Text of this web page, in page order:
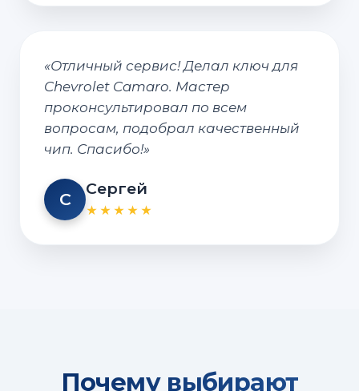
«Отличный сервис! Делал ключ для
Chevrolet Camaro. Мастер
проконсультировал по всем
вопросам, подобрал качественный
чип. Спасибо!»
С
Сергей
★★★★★
Почему выбирают